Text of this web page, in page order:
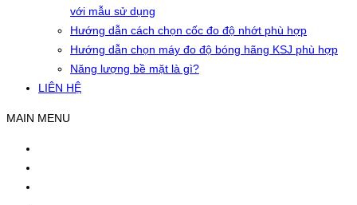
với mẫu sử dụng
Hướng dẫn cách chọn cốc đo độ nhớt phù hợp
Hướng dẫn chọn máy đo độ bóng hãng KSJ phù hợp
Năng lượng bề mặt là gì?
LIÊN HỆ
MAIN MENU